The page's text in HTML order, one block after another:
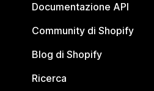
Documentazione API
Community di Shopify
Blog di Shopify
Ricerca